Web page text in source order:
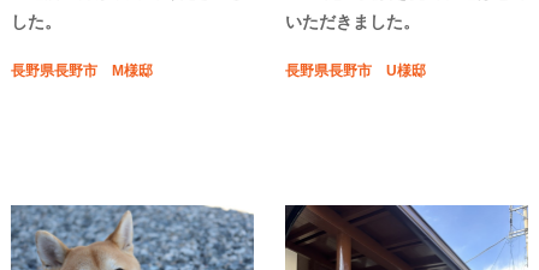
した。
長野県長野市 M様邸
いただきました。
長野県長野市 U様邸